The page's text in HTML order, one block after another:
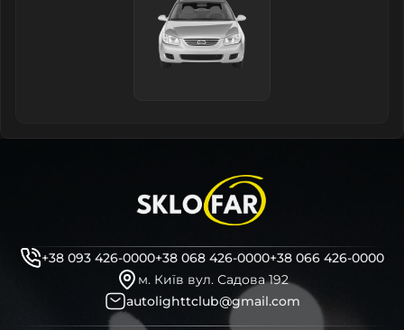
+38 093 426-0000+38 068 426-0000+38 066 426-0000
м. Київ вул. Садова 192
autolighttclub@gmail.com